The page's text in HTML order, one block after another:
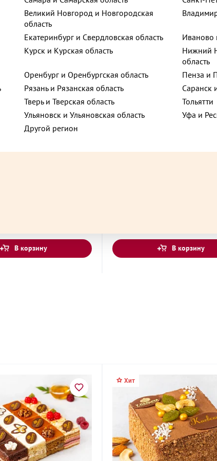
30
159
В корзину В корзину
Хит
Великий Новгород и Новгородская
область
Екатеринбург и Свердловская область
Иваново
Курск и Курская область
Нижний
область
Оренбург и Оренбургская область
Пенза и
Рязань и Рязанская область
Саранск
Тверь и Тверская область
Тольятти
Ульяновск и Ульяновская область
Уфа и
Другой регион